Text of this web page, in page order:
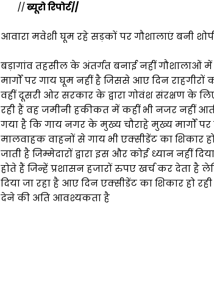
//ब्यूरो रिपोर्ट//
आवारा मवेशी घूम रहे सड़कों पर गौशालाएं बनी
बड़ागांव तहसील के अंतर्गत बनाई नहीं गौशालाओं
मार्गों पर गाय घूम नहीं है जिससे आए दिन
वहीं दूसरी ओर सरकार के द्वारा गोवंश संरक्षण के
रही हैं वह जमीनी हकीकत में कहीं भी नजर नहीं
गया है कि गाय नगर के मुख्य चौराहे मुख्य मार्गों
मालवाहक वाहनों से गाय भी एक्सीडेंट का शिकार
जाती है जिम्मेदारों द्वारा इस और कोई ध्यान नहीं
होते हैं जिन्हें प्रशासन हजारों रुपए खर्च कर देता है
दिया जा रहा है आए दिन एक्सीडेंट का शिकार हो
देने की अति आवश्यकता है